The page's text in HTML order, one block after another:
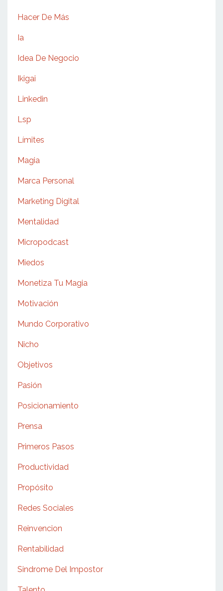
Hacer De Más
Ia
Idea De Negocio
Ikigai
Linkedin
Lsp
Límites
Magia
Marca Personal
Marketing Digital
Mentalidad
Micropodcast
Miedos
Monetiza Tu Magia
Motivación
Mundo Corporativo
Nicho
Objetivos
Pasión
Posicionamiento
Prensa
Primeros Pasos
Productividad
Propósito
Redes Sociales
Reinvencion
Rentabilidad
Sindrome Del Impostor